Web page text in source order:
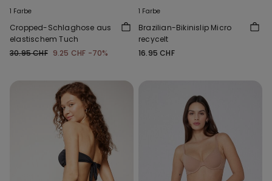
1 Farbe
Cropped-Schlaghose aus
elastischem Tuch
30.95 CHF 9.25 CHF -70%
1 Farbe
Brazilian-Bikinislip Micro
recycelt
16.95 CHF